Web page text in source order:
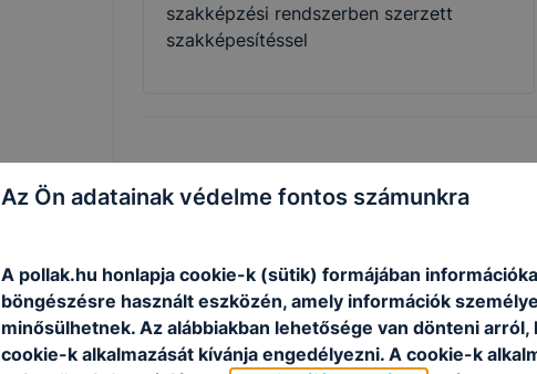
szakképzési rendszerben szerzett
szakképesítéssel
Az Ön adatainak védelme fontos számunkra
A pollak.hu honlapja cookie-k (sütik) formájában
böngészésre használt eszközén, amely információk
minősülhetnek. Az alábbiakban lehetősége van dönteni arról,
cookie-k alkalmazását kívánja engedélyezni. A cookie-k